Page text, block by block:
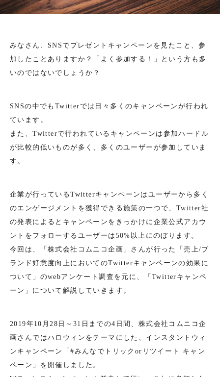
みなさん、SNSでプレゼントキャンペーンを見たこと、参
加したことありますか？「よく参加する！」という方も多
いのではないでしょうか？
SNSの中でもTwitterでは日々多くのキャンペーンが行われ
ています。
また、Twitterで行われているキャンペーンは参加ハードル
が比較的低いものが多く、多くのユーザーが参加していま
す。
企業が行っているTwitterキャンペーンはユーザーから多く
のエンゲージメントを獲得できる施策の一つで、Twitter社
の発表によるとキャンペーンをきっかけに企業公式アカウ
ントをフォローするユーザーは50%以上にのぼります。
今回は、「株式会社コムニコ企画」さんが行った「売上/ブ
ランド好意度向上においてのTwitterキャンペーンの効果に
ついて」のwebアンケート調査を元に、「Twitterキャンペ
ーン」について解説していきます。
2019年10月28日～31日までの4日間、株式会社コムニコ企
画さんではハロウィンをテーマにした、インスタントウィ
ンキャンペーン「#みんなでトリックorリツイート キャン
ペーン」を開催しました。